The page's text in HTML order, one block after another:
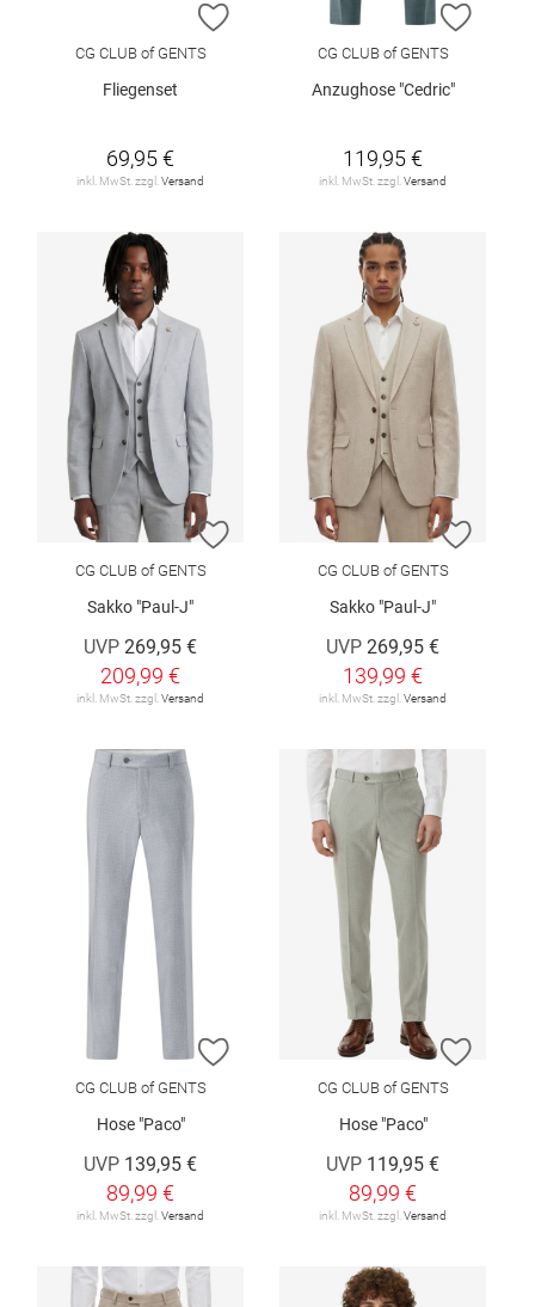
ZUR WUNSCHLISTE HINZUFÜGEN
CG CLUB of GENTS
Fliegenset
69,95 €
inkl. MwSt. zzgl.Versand
ZUR
CG CLUB of GENTS
Anzughose "Cedric"
119,95 €
inkl. MwSt. zzgl.Versand
ZUR WUNSCHLISTE HINZUFÜGEN
CG CLUB of GENTS
Sakko "Paul-J"
UVP 269,95 €
209,99 €
inkl. MwSt. zzgl.Versand
ZUR
CG CLUB of GENTS
Sakko "Paul-J"
UVP 269,95 €
139,99 €
inkl. MwSt. zzgl.Versand
ZUR WUNSCHLISTE HINZUFÜGEN
CG CLUB of GENTS
Hose "Paco"
UVP 139,95 €
89,99 €
inkl. MwSt. zzgl. Versand
ZUR
CG CLUB of GENTS
Hose "Paco"
UVP 119,95 €
89,99 €
inkl. MwSt. zzgl. Versand